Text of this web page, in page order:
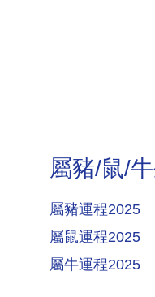
屬豬/鼠/
屬豬運程2025
屬鼠運程2025
屬牛運程2025